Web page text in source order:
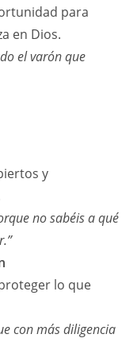
para
en Dios.
el varón que
y
no sabéis a qué
lo que
con más diligencia